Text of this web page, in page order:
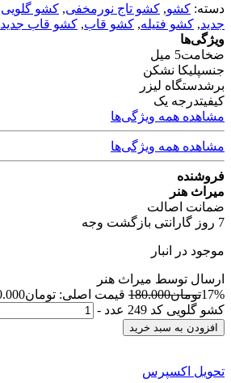
دسته: کشو, کشو تاج نورمخفی, کشو گلویی
جدید, کشو فتیله, کشو قاب, کشو قاب جدید
ویژگی‌ها
ضخامت5 میل
جنسپلیکا نشکن
برشدستگاه لیزر
کیفیتدرجه یک
مشاهده همه ویژگی‌ها
مشاهده همه ویژگی‌ها
فروشنده
میراث هنر
ضمانت اصالت
7 روز گارانتی بازگشت وجه
موجود در انبار
ارسال توسط میراث هنر
17%تومان180.000 قیمت اصلی: تومان180.000 بود.
کشو گلویی کد 249 عدد
-
افزودن به سبد خرید
تحویل اکسپرس